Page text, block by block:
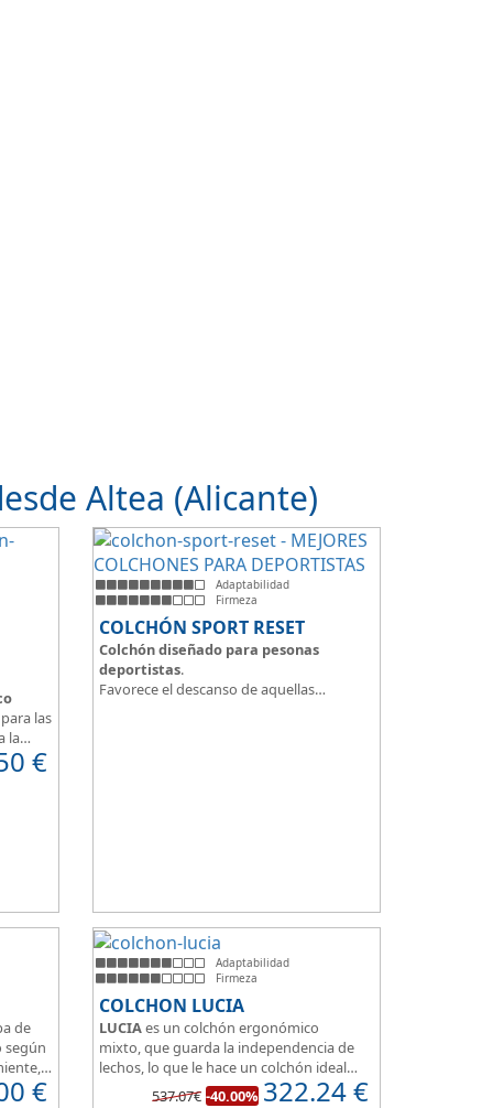
Altea (Alicante)
las
la
€
Adaptabilidad
Firmeza
COLCHÓN SPORT RESET
Colchón diseñado para pesonas
deportistas.
Favorece el descanso de aquellas
de
según
de€
Adaptabilidad
Firmeza
COLCHON LUCIA
LUCIAes un colchón ergonómico
mixto, que guarda la independencia de
lechos, lo que le hace un colchón ideal
para camas de matrimonio, además es
537.07€ -40.00% 322.24€